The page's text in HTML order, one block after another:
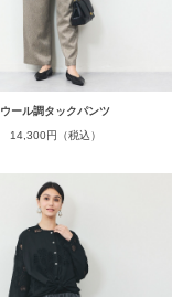
ウール調タックパンツ
14,300円（税込）